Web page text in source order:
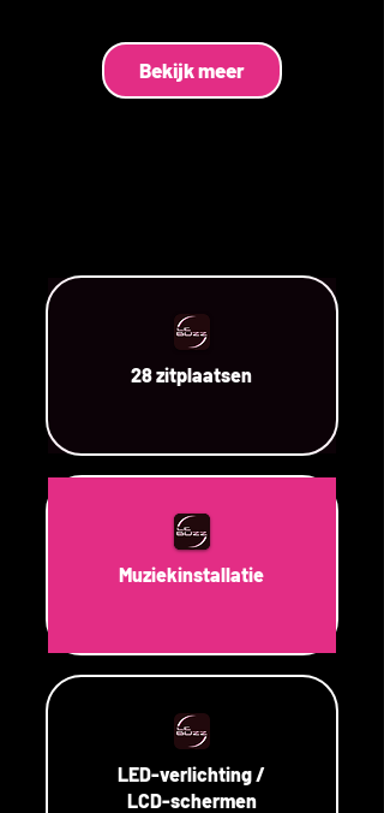
Bekijk meer
28 zitplaatsen
Muziekinstallatie
LED-verlichting /
LCD-schermen